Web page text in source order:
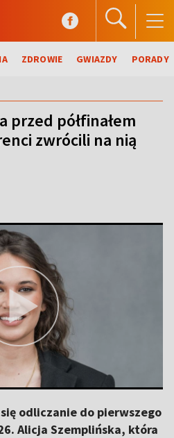
ZDROWIE GWIAZDY PORADY
przed półfinałem
zwrócili na nią
odliczanie do pierwszego
Alicja Szemplińska, która